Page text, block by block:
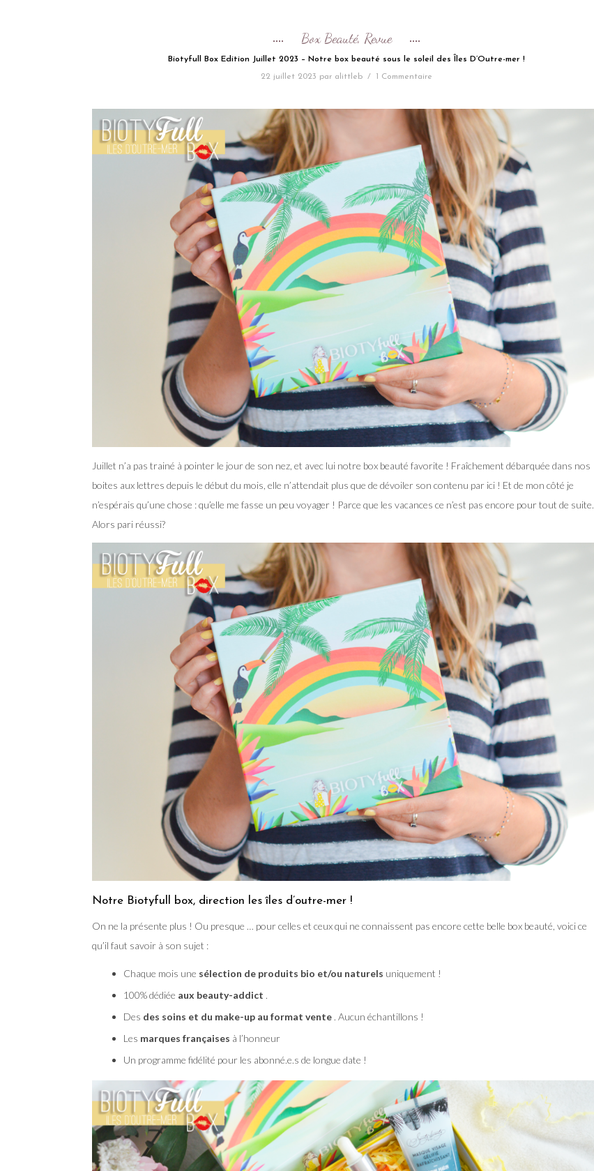
Box Beauté, Revue
Biotyfull Box Edition Juillet 2023 – Notre box beauté sous le soleil des Îles D’Outre-mer !
22 juillet 2023 par alittleb / 1 Commentaire
Juillet n’a pas trainé à pointer le jour de son nez, et avec lui notre box beauté favorite ! Fraîchement débarquée dans nos
boites aux lettres depuis le début du mois, elle n’attendait plus que de dévoiler son contenu par ici ! Et de mon côté je
n’espérais qu’une chose : qu’elle me fasse un peu voyager ! Parce que les vacances ce n’est pas encore pour tout de suite.
Alors pari réussi?
Notre Biotyfull box, direction les îles d’outre-mer !
On ne la présente plus ! Ou presque … pour celles et ceux qui ne connaissent pas encore cette belle box beauté, voici ce
qu’il faut savoir à son sujet :
Chaque mois une sélection de produits bio et/ou naturels uniquement !
100% dédiée aux beauty-addict .
Des des soins et du make-up au format vente . Aucun échantillons !
Les marques françaises à l’honneur
Un programme fidélité pour les abonné.e.s de longue date !